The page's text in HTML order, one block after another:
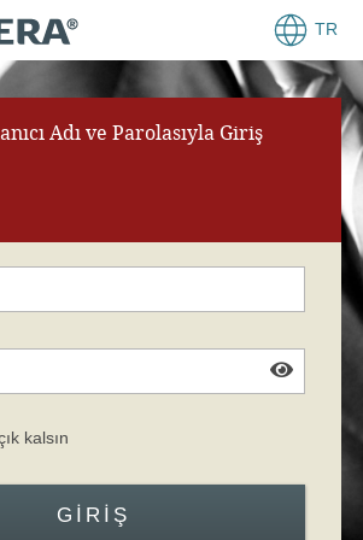
TR
Adı ve Parolasıyla Giriş
kalsın
GIRIŞ